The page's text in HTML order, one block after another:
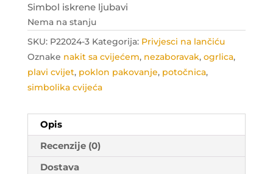
was:
25.00 KM.17.00 KM.
Simbol iskrene ljubavi
Nema na stanju
SKU: P22024-3 Kategorija: Privjesci na lančiću
Oznake nakit sa cvijećem, nezaboravak, ogrlica,
plavi cvijet, poklon pakovanje, potočnica,
simbolika cvijeća
Opis
Recenzije (0)
Dostava